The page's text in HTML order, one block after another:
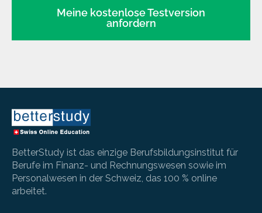
Meine kostenlose Testversion
anfordern
BetterStudy ist das einzige Berufsbildungsinstitut für
Berufe im Finanz- und Rechnungswesen sowie im
Personalwesen in der Schweiz, das 100 % online
arbeitet.